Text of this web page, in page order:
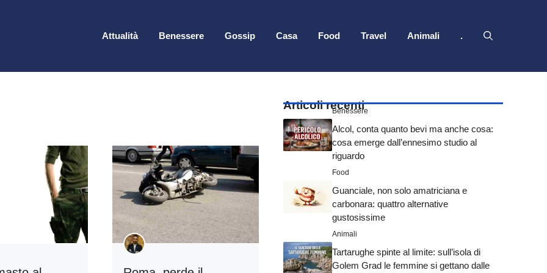
Attualità Benessere Gossip Casa Food Travel Animali .
Articoli recenti
Benessere
Alcol, conta quanto bevi ma anche cosa:
cosa emerge dall’ennesimo studio al
riguardo
Food
Guanciale, non solo amatriciana e
carbonara: quattro alternative
gustosissime
Animali
Tartarughe spinte al limite: sull’isola di
Golem Grad le femmine si gettano dalle